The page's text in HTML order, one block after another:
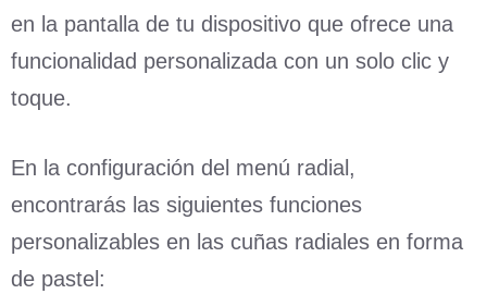
en la pantalla de tu dispositivo que ofrece una
funcionalidad personalizada con un solo clic y
toque.
En la configuración del menú radial,
encontrarás las siguientes funciones
personalizables en las cuñas radiales en forma
de pastel: